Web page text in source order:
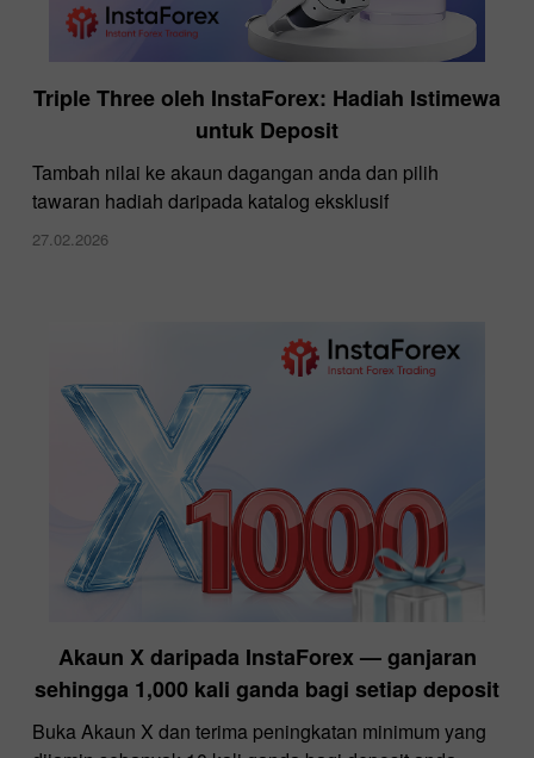
Triple Three oleh InstaForex: Hadiah Istimewa
untuk Deposit
Tambah nilai ke akaun dagangan anda dan pilih
tawaran hadiah daripada katalog eksklusif
27.02.2026
Akaun X daripada InstaForex — ganjaran
sehingga 1,000 kali ganda bagi setiap deposit
Buka Akaun X dan terima peningkatan minimum yang